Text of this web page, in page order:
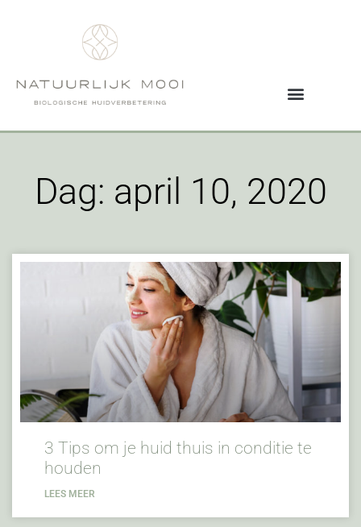
Dag: april 10, 2020
3 Tips om je huid thuis in conditie te
houden
LEES MEER